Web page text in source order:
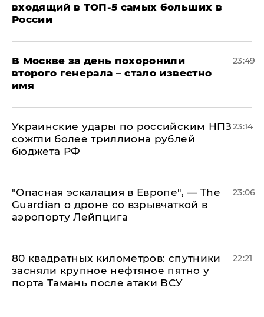
входящий в ТОП-5 самых больших в
России
В Москве за день похоронили
второго генерала – стало известно
имя
23:49
Украинские удары по российским НПЗ
сожгли более триллиона рублей
бюджета РФ
23:14
"Опасная эскалация в Европе", — The
Guardian о дроне со взрывчаткой в
аэропорту Лейпцига
23:06
80 квадратных километров: спутники
засняли крупное нефтяное пятно у
порта Тамань после атаки ВСУ
22:21